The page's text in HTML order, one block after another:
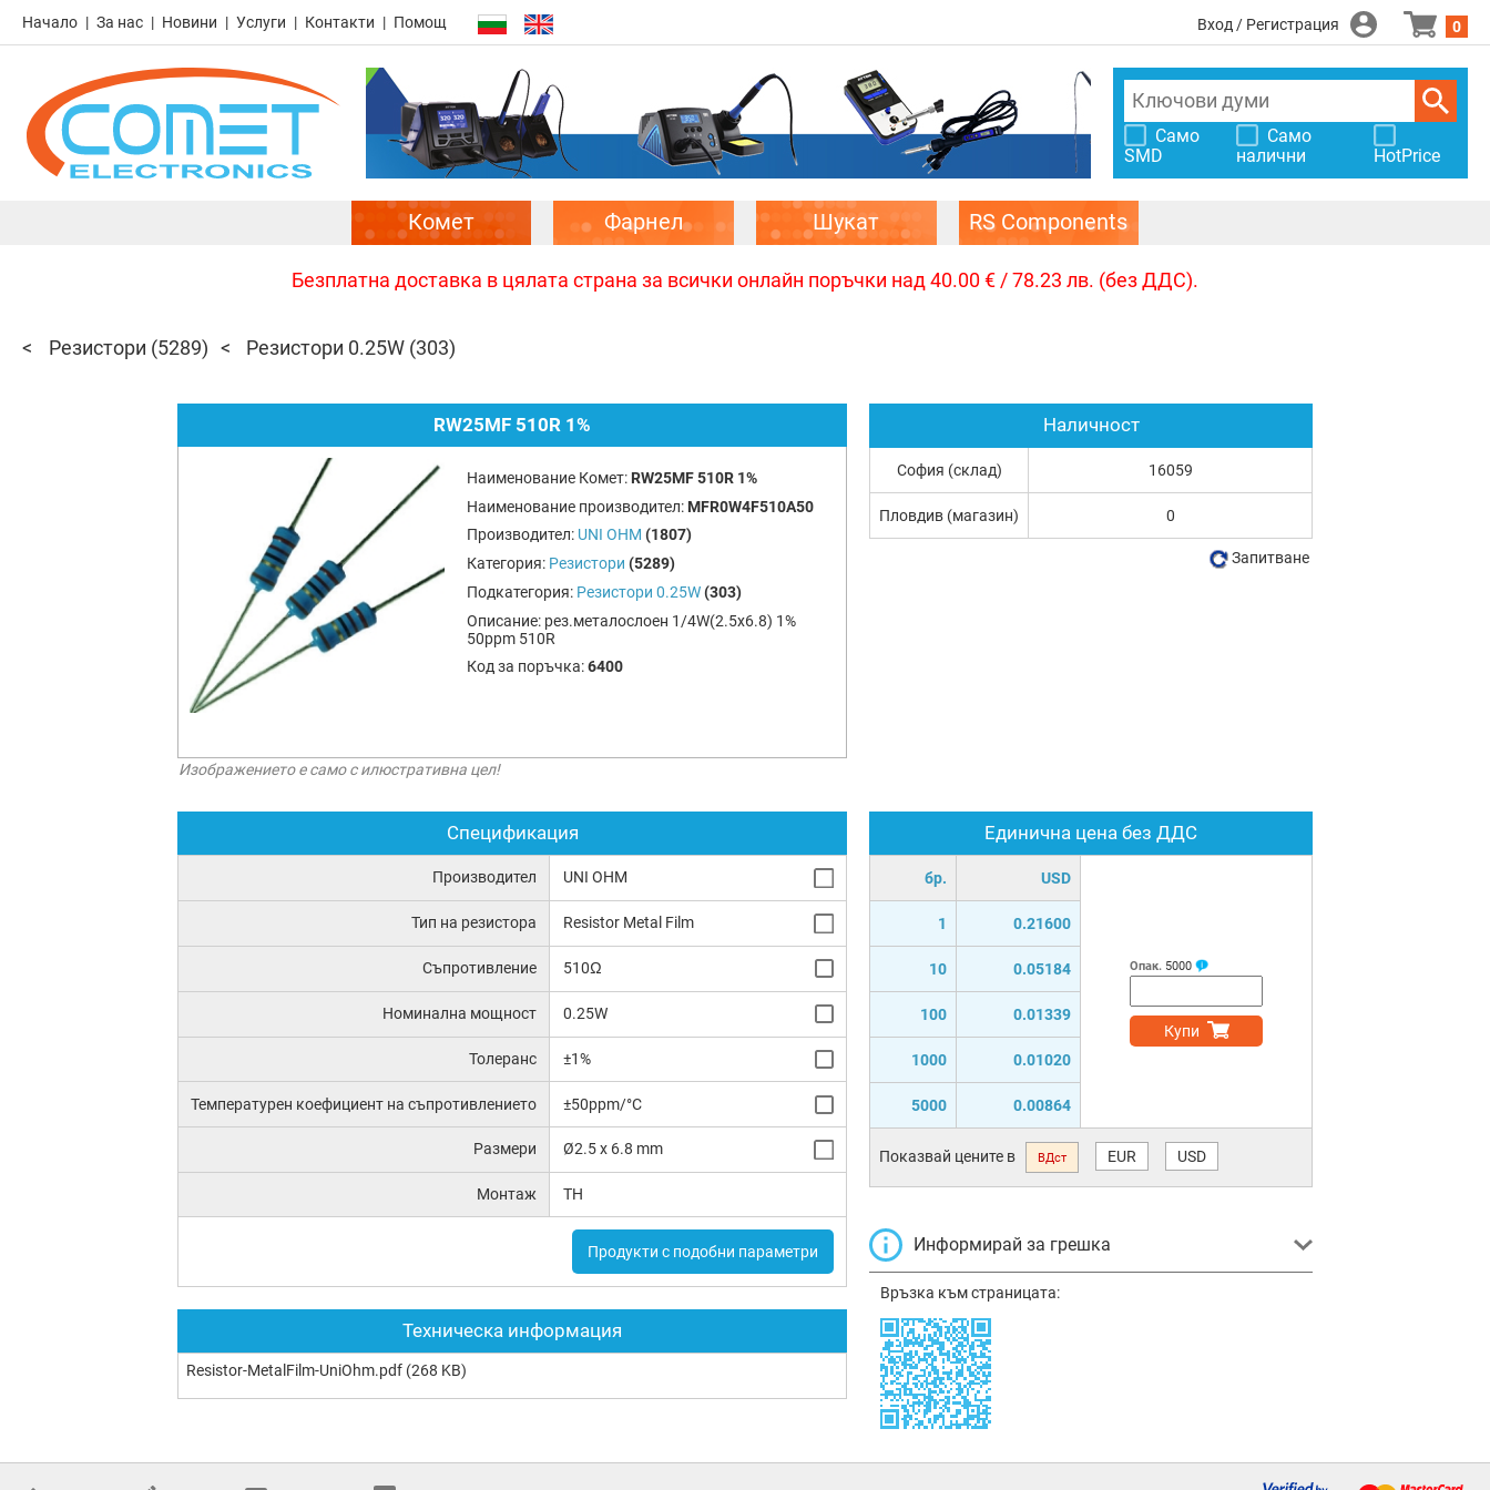
Начало За нас Новини Услуги Контакти Помощ Вход / Регистрация 0
Само
SMD
Само
налични
HotPrice
Комет Фарнел Шукат RS Components
Безплатна доставка в цялата страна за всички онлайн поръчки над 40.00 € / 78.23 лв. (без ДДС).
Резистори (5289) Резистори 0.25W (303)
RW25MF 510R 1%
Наименование Комет: RW25MF 510R 1%
Наименование производител: MFR0W4F510A50
Производител: UNI OHM (1807)
Категория: Резистори (5289)
Подкатегория: Резистори 0.25W (303)
Описание: рез.металослоен 1/4W(2.5x6.8) 1%
50ppm 510R
Код за поръчка:6400
Изображението е само с илюстративна цел!
Спецификация
Производител UNI OHM
Тип на резистора Resistor Metal Film
Съпротивление 510Ω
Номинална мощност 0.25W
Толеранс ±1%
Температурен коефициент на съпротивлението ±50ppm/°C
Размери Ø2.5 x 6.8 mm
Монтаж TH
Продукти с подобни параметри
Техническа информация
Resistor-MetalFilm-UniOhm.pdf (268 KB)
Единична цена без ДДС
бр. USD
1 0.21600
10 0.05184
100 0.01339
1000 0.01020
5000 0.00864
Опак. 5000
Купи
Показвай цените в ВДст EUR USD
Информирай за грешка
Връзка към страницата:
Наличност
София (склад) 16059
Пловдив (магазин) 0
Запитване